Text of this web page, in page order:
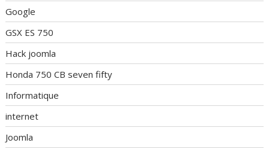
Google
GSX ES 750
Hack joomla
Honda 750 CB seven fifty
Informatique
internet
Joomla